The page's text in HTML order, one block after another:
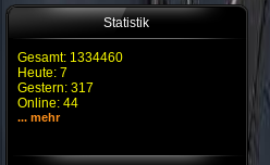
Statistik
Gesamt: 1334460
Heute: 7
Gestern: 317
Online: 44
... mehr